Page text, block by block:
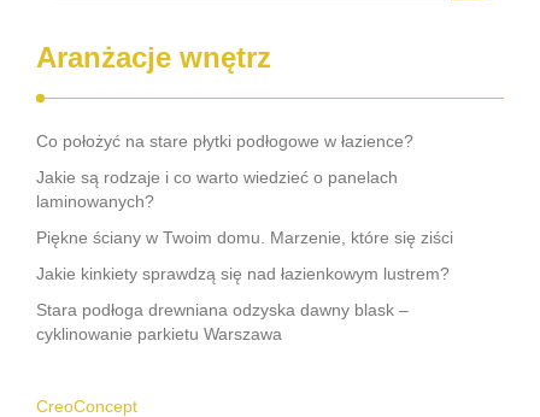
Aranżacje wnętrz
Co położyć na stare płytki podłogowe w łazience?
Jakie są rodzaje i co warto wiedzieć o panelach
laminowanych?
Piękne ściany w Twoim domu. Marzenie, które się ziści
Jakie kinkiety sprawdzą się nad łazienkowym lustrem?
Stara podłoga drewniana odzyska dawny blask –
cyklinowanie parkietu Warszawa
CreoConcept